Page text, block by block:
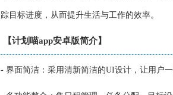
踪目标进度，从而提升生活与工作的效率。
【计划喵app安卓版简介】
- 界面简洁：采用清新简洁的UI设计，让用户